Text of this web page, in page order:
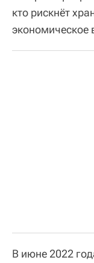
кто рискнёт
экономическое
В июне 2022